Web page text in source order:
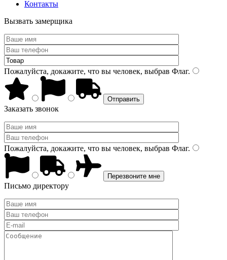
Контакты
Вызвать замерщика
Пожалуйста, докажите, что вы человек, выбрав Флаг.
Заказать звонок
Пожалуйста, докажите, что вы человек, выбрав Флаг.
Письмо директору